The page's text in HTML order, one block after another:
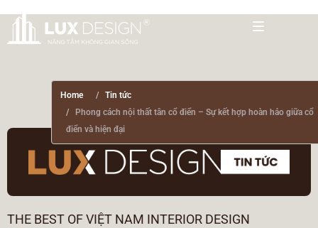
Home
Tin tức
Phong cách nội thất tân cổ điển – Sự kết hợp hoàn hảo giữa cổ
điển và hiện đại
THE BEST OF VIỆT NAM INTERIOR DESIGN